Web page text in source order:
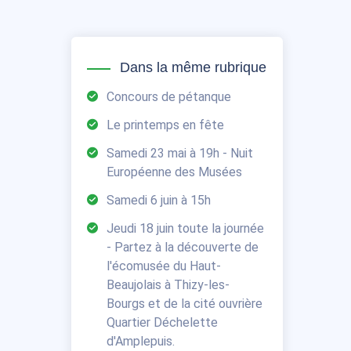
Dans la même rubrique
Concours de pétanque
Le printemps en fête
Samedi 23 mai à 19h - Nuit
Européenne des Musées
Samedi 6 juin à 15h
Jeudi 18 juin toute la journée
- Partez à la découverte de
l'écomusée du Haut-
Beaujolais à Thizy-les-
Bourgs et de la cité ouvrière
Quartier Déchelette
d'Amplepuis.